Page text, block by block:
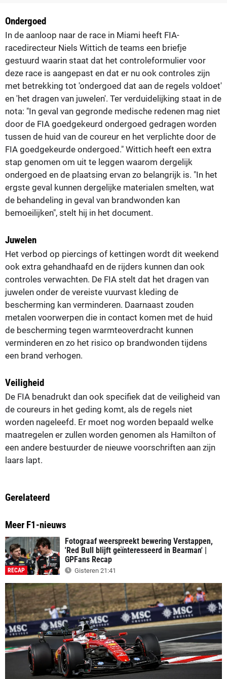
Ondergoed
In de aanloop naar de race in Miami heeft FIA-
racedirecteur Niels Wittich de teams een briefje
gestuurd waarin staat dat het controleformulier voor
deze race is aangepast en dat er nu ook controles zijn
met betrekking tot 'ondergoed dat aan de regels voldoet'
en 'het dragen van juwelen'. Ter verduidelijking staat in de
nota: "In geval van gegronde medische redenen mag niet
door de FIA goedgekeurd ondergoed gedragen worden
tussen de huid van de coureur en het verplichte door de
FIA goedgekeurde ondergoed." Wittich heeft een extra
stap genomen om uit te leggen waarom dergelijk
ondergoed en de plaatsing ervan zo belangrijk is. "In het
ergste geval kunnen dergelijke materialen smelten, wat
de behandeling in geval van brandwonden kan
bemoeilijken", stelt hij in het document.
Juwelen
Het verbod op piercings of kettingen wordt dit weekend
ook extra gehandhaafd en de rijders kunnen dan ook
controles verwachten. De FIA stelt dat het dragen van
juwelen onder de vereiste vuurvast kleding de
bescherming kan verminderen. Daarnaast zouden
metalen voorwerpen die in contact komen met de huid
de bescherming tegen warmteoverdracht kunnen
verminderen en zo het risico op brandwonden tijdens
een brand verhogen.
Veiligheid
De FIA benadrukt dan ook specifiek dat de veiligheid van
de coureurs in het geding komt, als de regels niet
worden nageleefd. Er moet nog worden bepaald welke
maatregelen er zullen worden genomen als Hamilton of
een andere bestuurder de nieuwe voorschriften aan zijn
laars lapt.
Gerelateerd
Meer F1-nieuws
RECAP
Fotograaf weerspreekt bewering Verstappen,
'Red Bull blijft geïnteresseerd in Bearman' |
GPFans Recap
Gisteren 21:41